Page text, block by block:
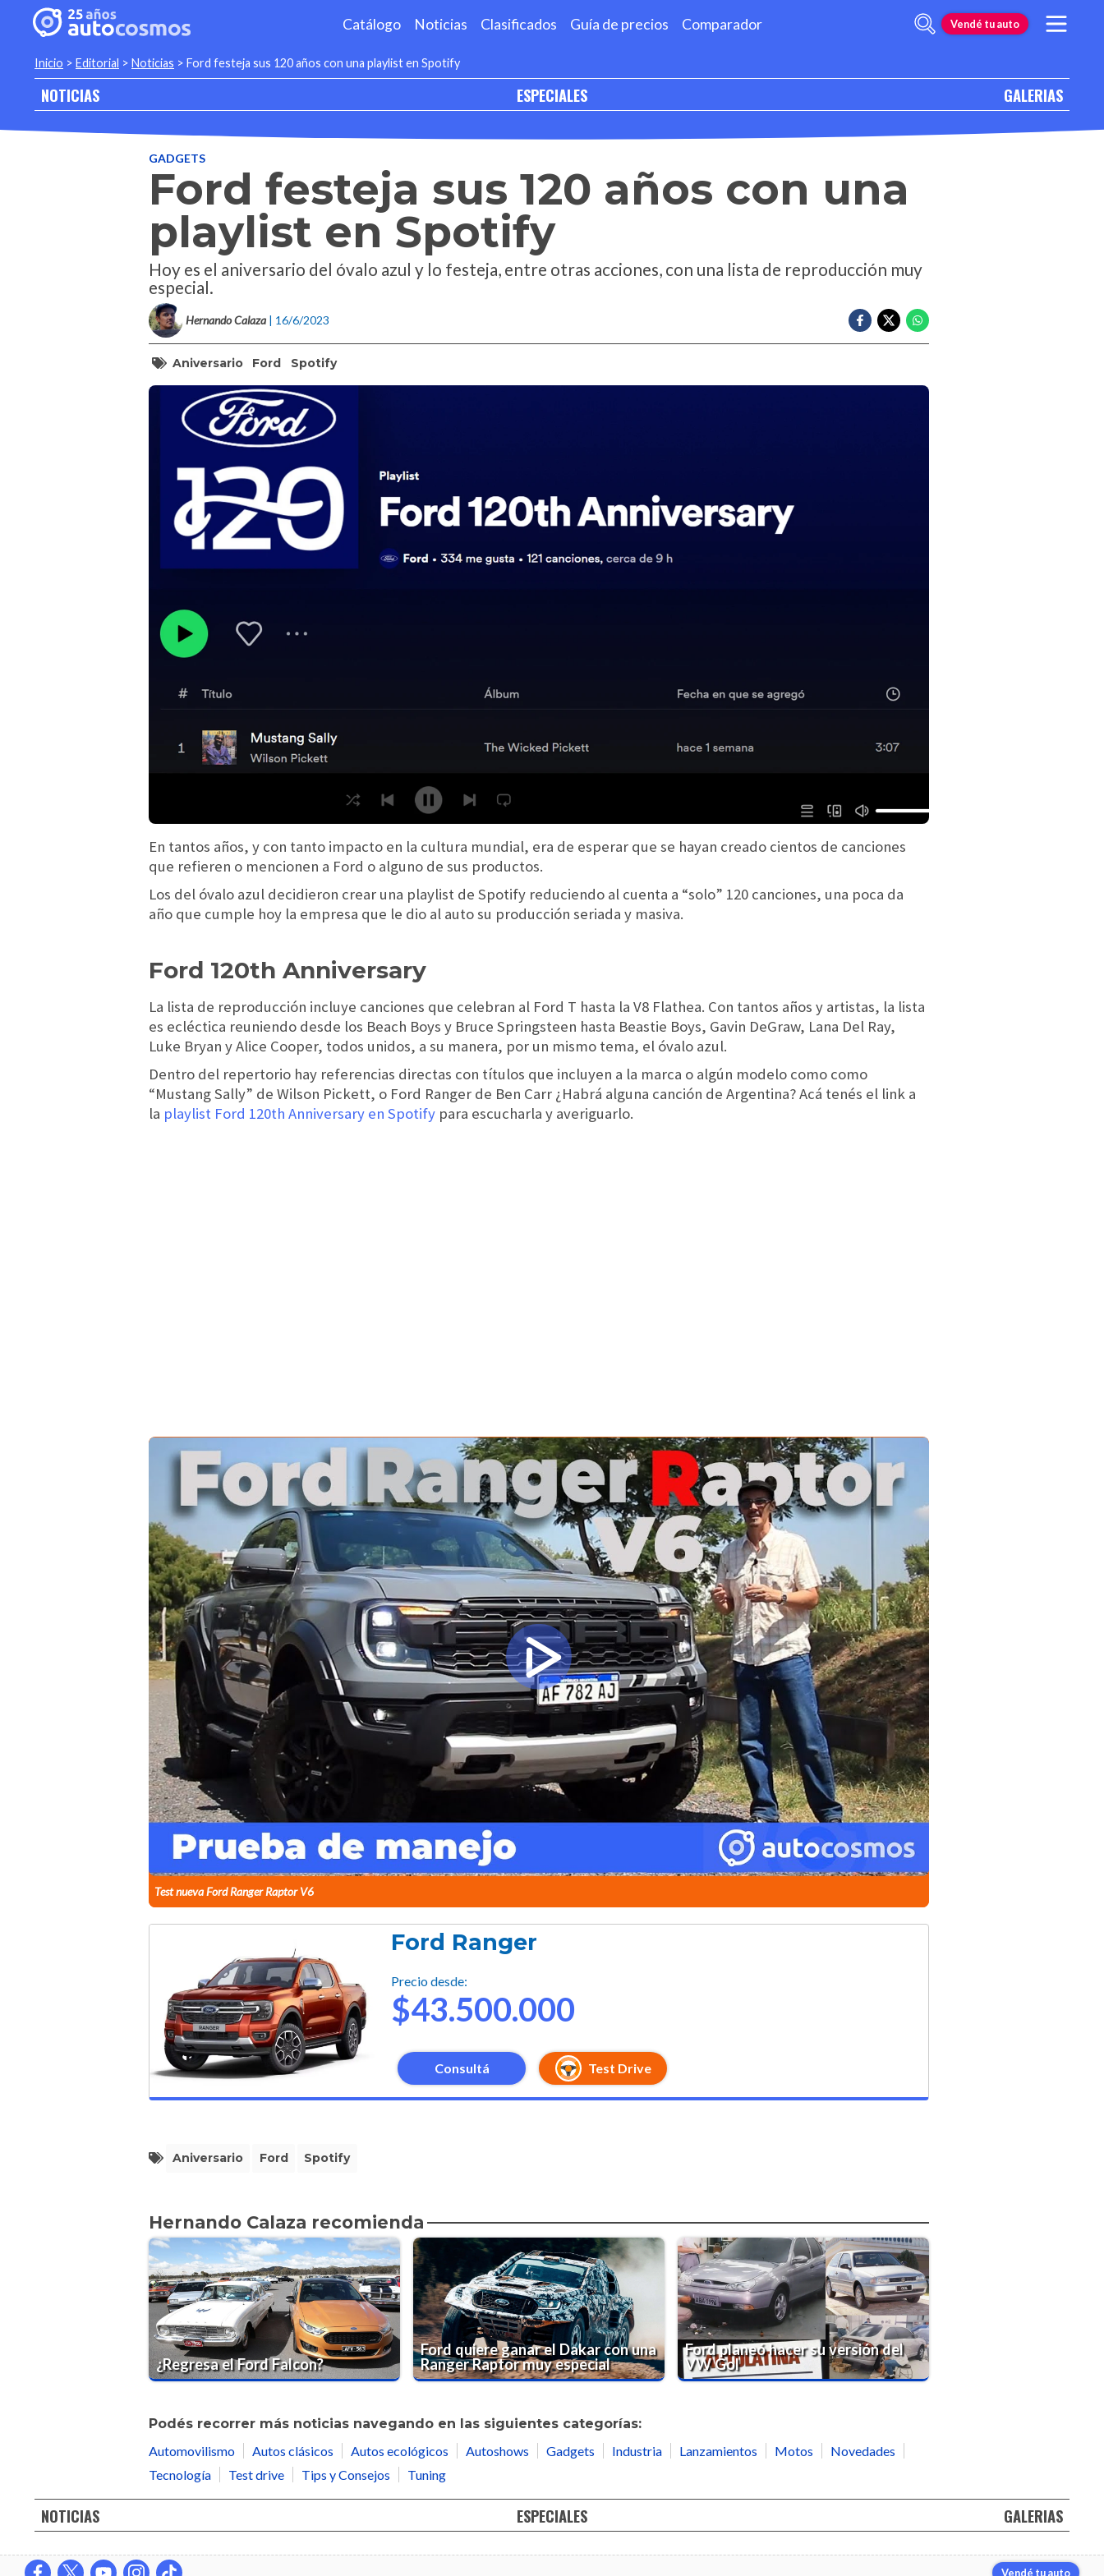
Catálogo Noticias Clasificados Guía de precios Comparador Vendé tu auto
Inicio > Editorial > Noticias > Ford festeja sus 120 años con una playlist en Spotify
NOTICIAS ESPECIALES GALERIAS
GADGETS
Ford festeja sus 120 años con una
playlist en Spotify
Hoy es el aniversario del óvalo azul y lo festeja, entre otras acciones, con una lista de reproducción muy
especial.
Hernando Calaza | 16/6/2023
Aniversario Ford Spotify
En tantos años, y con tanto impacto en la cultura mundial, era de esperar que se hayan creado cientos de canciones
que refieren o mencionen a Ford o alguno de sus productos.
Los del óvalo azul decidieron crear una playlist de Spotify reduciendo al cuenta a “solo” 120 canciones, una poca da
año que cumple hoy la empresa que le dio al auto su producción seriada y masiva.
Ford 120th Anniversary
La lista de reproducción incluye canciones que celebran al Ford T hasta la V8 Flathea. Con tantos años y artistas, la lista
es ecléctica reuniendo desde los Beach Boys y Bruce Springsteen hasta Beastie Boys, Gavin DeGraw, Lana Del Ray,
Luke Bryan y Alice Cooper, todos unidos, a su manera, por un mismo tema, el óvalo azul.
Dentro del repertorio hay referencias directas con títulos que incluyen a la marca o algún modelo como como
“Mustang Sally” de Wilson Pickett, o Ford Ranger de Ben Carr ¿Habrá alguna canción de Argentina? Acá tenés el link a
la playlist Ford 120th Anniversary en Spotify para escucharla y averiguarlo.
Test nueva Ford Ranger Raptor V6
Ford Ranger
Precio desde:
$43.500.000
Consultá Test Drive
Aniversario Ford Spotify
Hernando Calaza recomienda
¿Regresa el Ford Falcon?
Ford quiere ganar el Dakar con una
Ranger Raptor muy especial
Ford planeó hacer su versión del
VW Gol
Podés recorrer más noticias navegando en las siguientes categorías:
Automovilismo
Autos clásicos Autos ecológicos Autoshows Gadgets Industria Lanzamientos Motos
Novedades
Tecnología
Test drive Tips y Consejos Tuning
NOTICIAS ESPECIALES GALERIAS
Vendé tu auto